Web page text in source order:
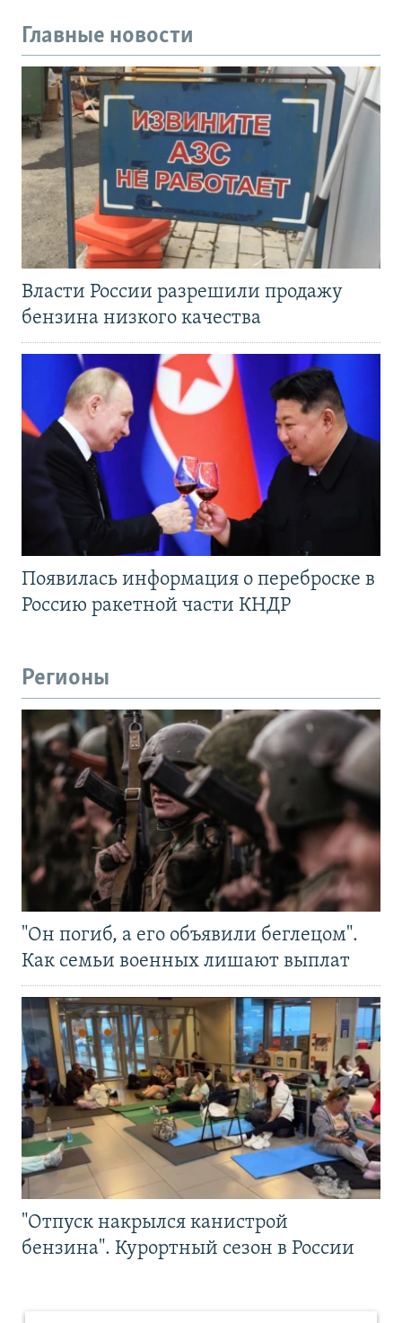
Главные новости
Власти России разрешили продажу
бензина низкого качества
Появилась информация о переброске в
Россию ракетной части КНДР
Регионы
"Он погиб, а его объявили беглецом".
Как семьи военных лишают выплат
"Отпуск накрылся канистрой
бензина". Курортный сезон в России